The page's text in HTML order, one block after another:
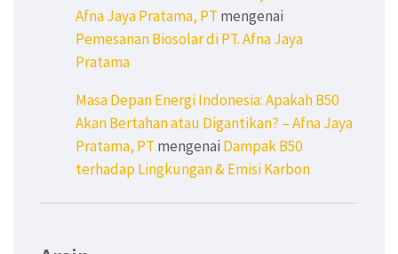
Afna Jaya Pratama, PT mengenai
Pemesanan Biosolar di PT. Afna Jaya
Pratama
Masa Depan Energi Indonesia: Apakah B50
Akan Bertahan atau Digantikan? – Afna Jaya
Pratama, PT mengenai Dampak B50
terhadap Lingkungan & Emisi Karbon